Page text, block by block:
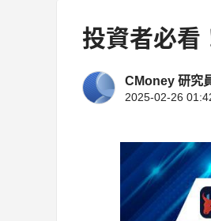
投資者必看
CMoney 研究
2025-02-26